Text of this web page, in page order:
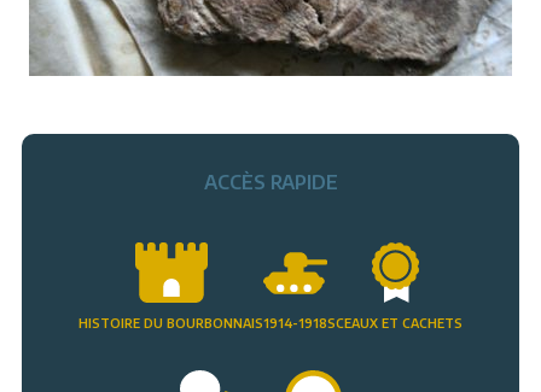
ACCÈS RAPIDE
HISTOIRE DU BOURBONNAIS1914-1918SCEAUX ET CACHETS